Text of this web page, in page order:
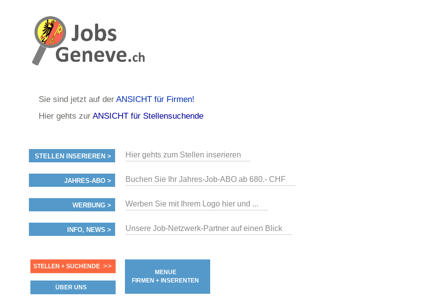
Sie sind jetzt auf der ANSICHT für Firmen!
Hier gehts zur ANSICHT für Stellensuchende
STELLEN INSERIEREN > Hier gehts zum Stellen inserieren
JAHRES-ABO > Buchen Sie Ihr Jahres-Job-ABO ab 680.- CHF
WERBUNG > Werben Sie mit Ihrem Logo hier und ...
INFO, NEWS > Unsere Job-Netzwerk-Partner auf einen Blick
STELLEN + SUCHENDE >>
ÜBER UNS
MENUE
FIRMEN + INSERENTEN